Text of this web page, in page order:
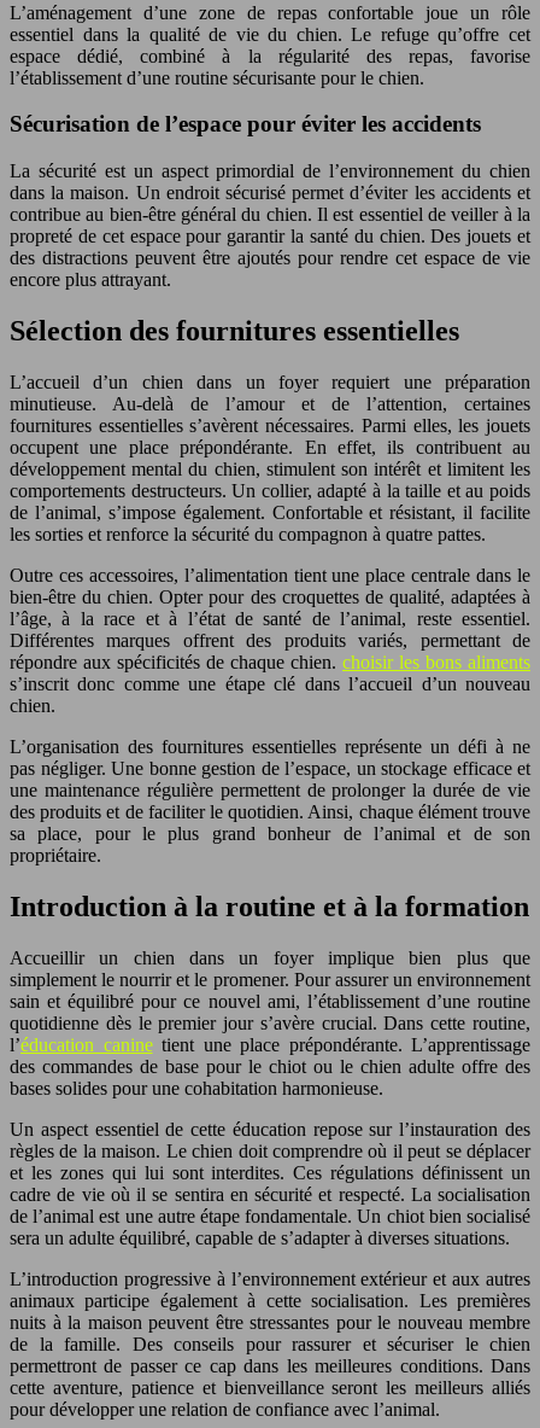
L’aménagement d’une zone de repas confortable joue un rôle
essentiel dans la qualité de vie du chien. Le refuge qu’offre cet
espace dédié, combiné à la régularité des repas, favorise
l’établissement d’une routine sécurisante pour le chien.
Sécurisation de l’espace pour éviter les accidents
La sécurité est un aspect primordial de l’environnement du chien
dans la maison. Un endroit sécurisé permet d’éviter les accidents et
contribue au bien-être général du chien. Il est essentiel de veiller à la
propreté de cet espace pour garantir la santé du chien. Des jouets et
des distractions peuvent être ajoutés pour rendre cet espace de vie
encore plus attrayant.
Sélection des fournitures essentielles
L’accueil d’un chien dans un foyer requiert une préparation
minutieuse. Au-delà de l’amour et de l’attention, certaines
fournitures essentielles s’avèrent nécessaires. Parmi elles, les jouets
occupent une place prépondérante. En effet, ils contribuent au
développement mental du chien, stimulent son intérêt et limitent les
comportements destructeurs. Un collier, adapté à la taille et au poids
de l’animal, s’impose également. Confortable et résistant, il facilite
les sorties et renforce la sécurité du compagnon à quatre pattes.
Outre ces accessoires, l’alimentation tient une place centrale dans le
bien-être du chien. Opter pour des croquettes de qualité, adaptées à
l’âge, à la race et à l’état de santé de l’animal, reste essentiel.
Différentes marques offrent des produits variés, permettant de
répondre aux spécificités de chaque chien. choisir les bons aliments
s’inscrit donc comme une étape clé dans l’accueil d’un nouveau
chien.
L’organisation des fournitures essentielles représente un défi à ne
pas négliger. Une bonne gestion de l’espace, un stockage efficace et
une maintenance régulière permettent de prolonger la durée de vie
des produits et de faciliter le quotidien. Ainsi, chaque élément trouve
sa place, pour le plus grand bonheur de l’animal et de son
propriétaire.
Introduction à la routine et à la formation
Accueillir un chien dans un foyer implique bien plus que
simplement le nourrir et le promener. Pour assurer un environnement
sain et équilibré pour ce nouvel ami, l’établissement d’une routine
quotidienne dès le premier jour s’avère crucial. Dans cette routine,
l’éducation caninetient une place prépondérante. L’apprentissage
des commandes de base pour le chiot ou le chien adulte offre des
bases solides pour une cohabitation harmonieuse.
Un aspect essentiel de cette éducation repose sur l’instauration des
règles de la maison. Le chien doit comprendre où il peut se déplacer
et les zones qui lui sont interdites. Ces régulations définissent un
cadre de vie où il se sentira en sécurité et respecté. La socialisation
de l’animal est une autre étape fondamentale. Un chiot bien socialisé
sera un adulte équilibré, capable de s’adapter à diverses situations.
L’introduction progressive à l’environnement extérieur et aux autres
animaux participe également à cette socialisation. Les premières
nuits à la maison peuvent être stressantes pour le nouveau membre
de la famille. Des conseils pour rassurer et sécuriser le chien
permettront de passer ce cap dans les meilleures conditions. Dans
cette aventure, patience et bienveillance seront les meilleurs alliés
pour développer une relation de confiance avec l’animal.